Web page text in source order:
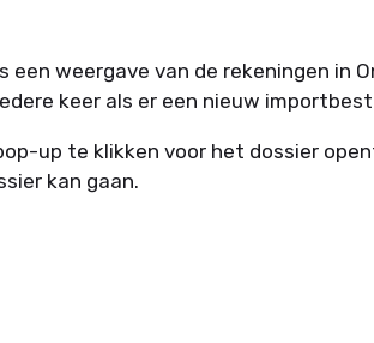
een weergave van de rekeningen in
keer als er een nieuw
up te klikken voor het dossier
kan gaan.